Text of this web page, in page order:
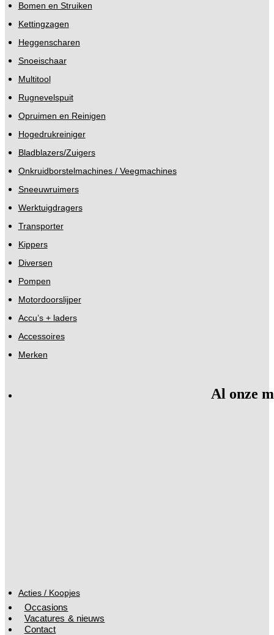
Bomen en Struiken
Kettingzagen
Heggenscharen
Snoeischaar
Multitool
Rugnevelspuit
Opruimen en Reinigen
Hogedrukreiniger
Bladblazers/Zuigers
Onkruidborstelmachines / Veegmachines
Sneeuwruimers
Werktuigdragers
Transporter
Kippers
Diversen
Pompen
Motordoorslijper
Accu’s + laders
Accessoires
Merken
Al onze
Acties / Koopjes
Occasions
Vacatures & nieuws
Contact